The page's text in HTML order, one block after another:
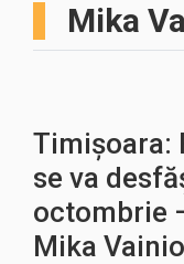
Mika
Timișoara:
se va
octombrie
Mika